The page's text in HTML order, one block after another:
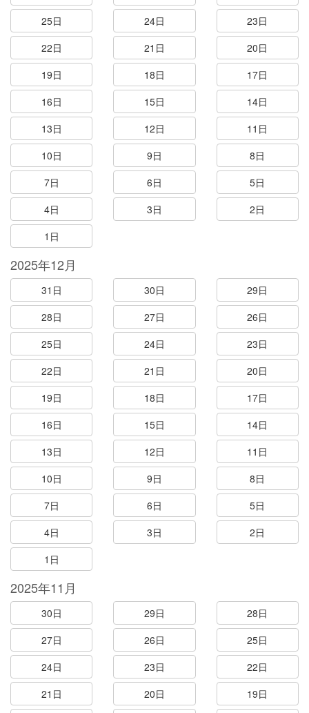
25日
24日
23日
22日
21日
20日
19日
18日
17日
16日
15日
14日
13日
12日
11日
10日
9日
8日
7日
6日
5日
4日
3日
2日
1日
2025年12月
31日 30日
29日
28日
27日
26日
25日
24日
23日
22日
21日
20日
19日
18日
17日
16日
15日
14日
13日
12日
11日
10日
9日
8日
7日
6日
5日
4日
3日
2日
1日
2025年11月
30日 29日
28日
27日
26日
25日
24日
23日
22日
21日
20日
19日